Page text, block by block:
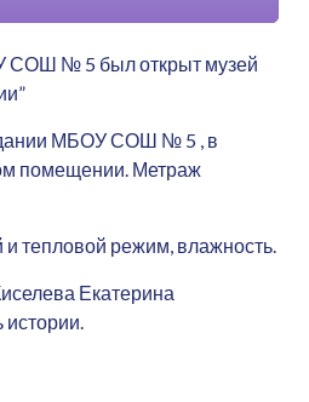
СОШ № 5 был открыт музей
МБОУ СОШ № 5 , в
помещении. Метраж
тепловой режим, влажность.
Екатерина